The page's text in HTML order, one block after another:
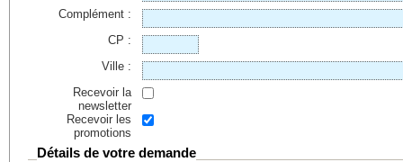
Complément :
CP :
Ville :
Recevoir la
newsletter
Recevoir les
promotions
Détails de votre demande